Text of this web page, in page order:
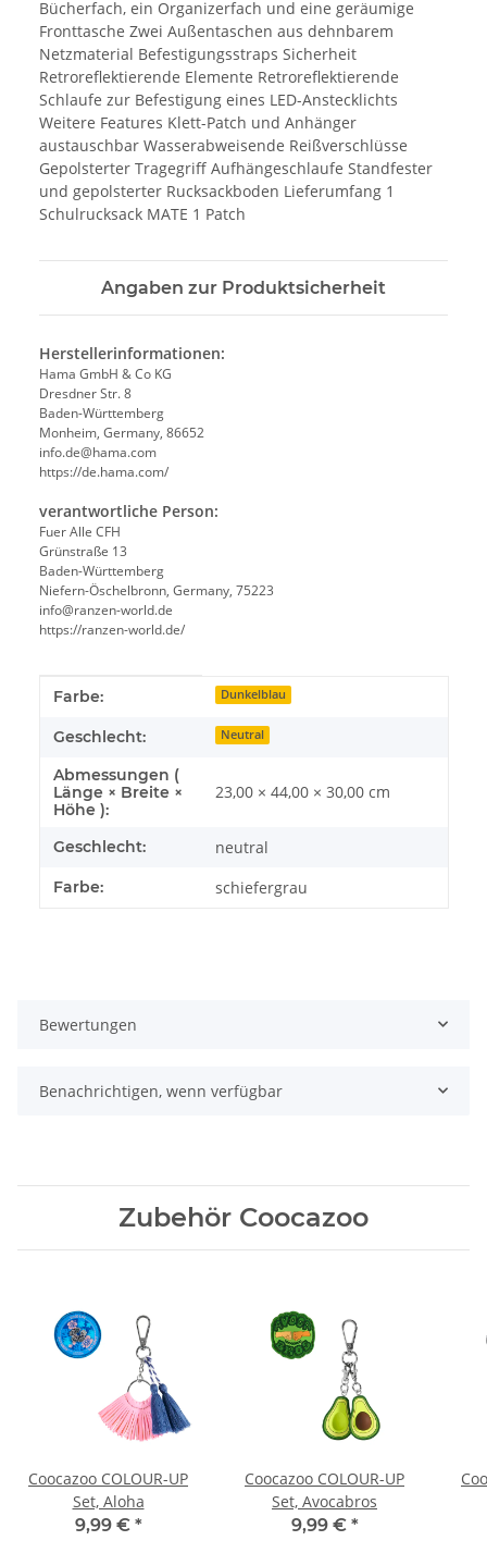
Bücherfach, ein Organizerfach und eine geräumige
Fronttasche Zwei Außentaschen aus dehnbarem
Netzmaterial Befestigungsstraps Sicherheit
Retroreflektierende Elemente Retroreflektierende
Schlaufe zur Befestigung eines LED-Anstecklichts
Weitere Features Klett-Patch und Anhänger
austauschbar Wasserabweisende Reißverschlüsse
Gepolsterter Tragegriff Aufhängeschlaufe Standfester
und gepolsterter Rucksackboden Lieferumfang 1
Schulrucksack MATE 1 Patch
Angaben zur Produktsicherheit
Herstellerinformationen:
Hama GmbH & Co KG
Dresdner Str. 8
Baden-Württemberg
Monheim, Germany, 86652
info.de@hama.com
https://de.hama.com/
verantwortliche Person:
Fuer Alle CFH
Grünstraße 13
Baden-Württemberg
Niefern-Öschelbronn, Germany, 75223
info@ranzen-world.de
https://ranzen-world.de/
Produkteigenschaft
Wert
Farbe: Dunkelblau
Geschlecht: Neutral
Abmessungen (
Länge × Breite ×
Höhe ):
23,00 × 44,00 × 30,00 cm
Geschlecht: neutral
Farbe: schiefergrau
Bewertungen
Benachrichtigen, wenn verfügbar
Zubehör Coocazoo
Coocazoo COLOUR-UP
Set, Aloha
9,99 € *
Coocazoo COLOUR-UP
Set, Avocabros
9,99 € *